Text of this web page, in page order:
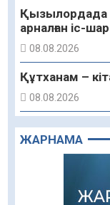
Қызылордада
арналған іс-
08.08.2026
Құтханам –
08.08.2026
Құрылыс
08.08.2026
Зәулім
ЖАРНАМА